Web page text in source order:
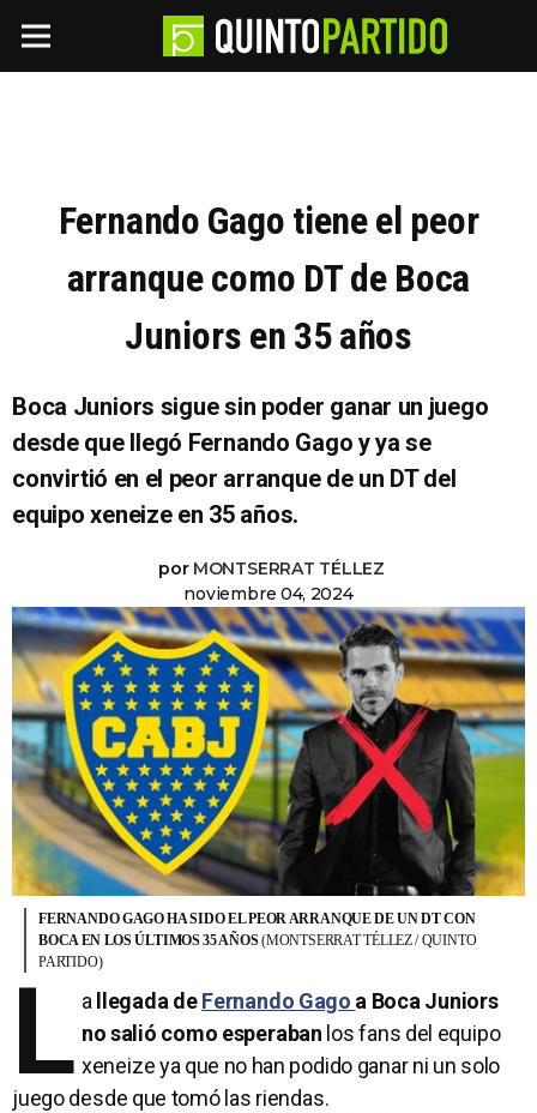
Fernando Gago tiene el peor
arranque como DT de Boca
Juniors en 35 años
Boca Juniors sigue sin poder ganar un juego
desde que llegó Fernando Gago y ya se
convirtió en el peor arranque de un DT del
equipo xeneize en 35 años.
por MONTSERRAT TÉLLEZ
noviembre 04, 2024
FERNANDO GAGO HA SIDO EL PEOR ARRANQUE DE UN DT CON
BOCA EN LOS ÚLTIMOS 35 AÑOS(MONTSERRAT TÉLLEZ / QUINTO
PARTIDO)
L a llegada deFernando Gago a Boca Juniors
no salió como esperaban los fans del equipo
xeneize ya que no han podido ganar ni un solo
juego desde que tomó las riendas.